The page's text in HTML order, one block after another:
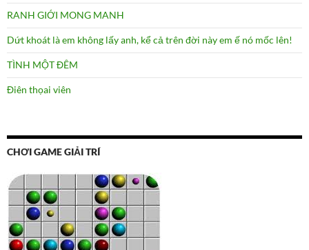
RANH GIỚI MONG MANH
Dứt khoát là em không lấy anh, kể cả trên đời này em ế nó mốc lên!
TÌNH MỘT ĐÊM
Điên thọai viên
CHƠI GAME GIẢI TRÍ